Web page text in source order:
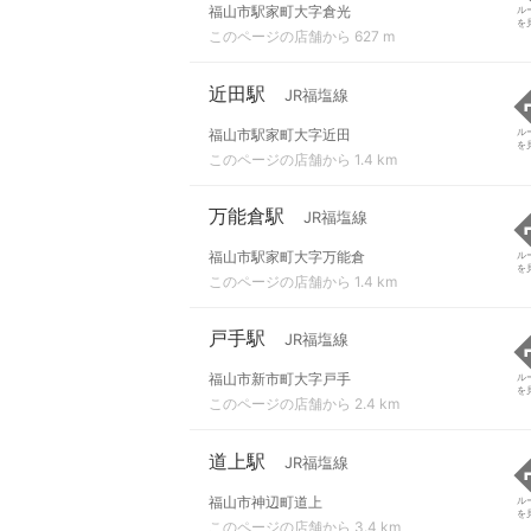
福山市駅家町大字倉光
このページの店舗から 627 m
ル
を
近田駅 JR福塩線
福山市駅家町大字近田
このページの店舗から 1.4 km
ル
を
万能倉駅 JR福塩線
福山市駅家町大字万能倉
このページの店舗から 1.4 km
ル
を
戸手駅 JR福塩線
福山市新市町大字戸手
このページの店舗から 2.4 km
ル
を
道上駅 JR福塩線
福山市神辺町道上
このページの店舗から 3.4 km
ル
を